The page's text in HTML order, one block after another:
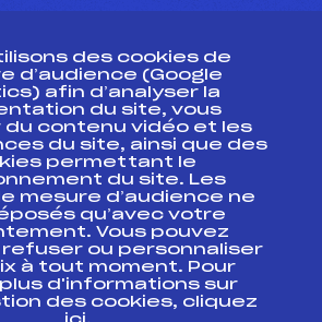
fédéral
fédéral
Formation, Suivi
des cookies de
d’audience (Google
afin d’analyser la
du site, vous
du contenu vidéo et les
du site, ainsi que des
permettant le
du site. Les
mesure d’audience ne
qu’avec votre
Vous pouvez
ou personnaliser
à tout moment. Pour
d'informations sur
des cookies, cliquez